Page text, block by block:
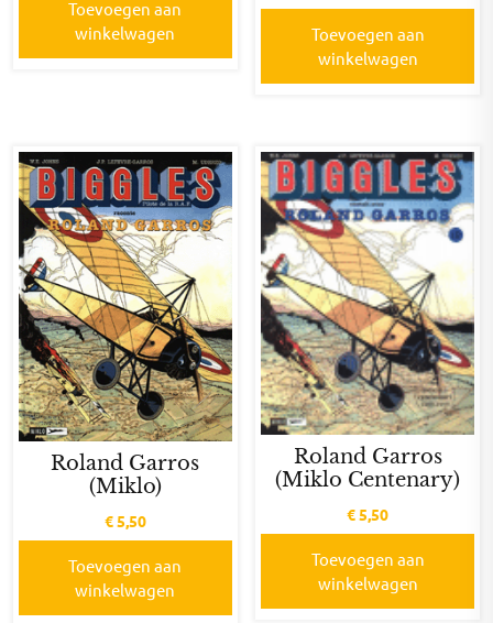
Toevoegen aan
winkelwagen
Toevoegen aan
winkelwagen
Roland Garros
(Miklo)
€5,50
Toevoegen aan
winkelwagen
Roland Garros
(Miklo Centenary)
€5,50
Toevoegen aan
winkelwagen